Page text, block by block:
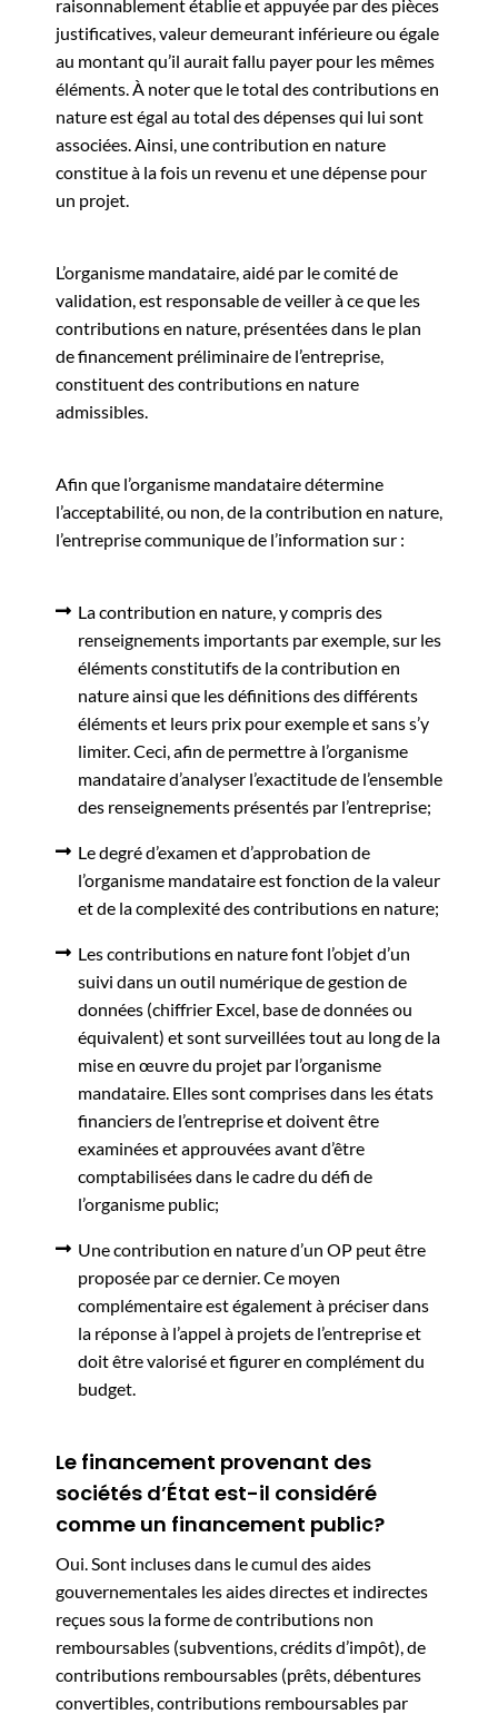
raisonnablement établie et appuyée par des pièces
justificatives, valeur demeurant inférieure ou égale
au montant qu’il aurait fallu payer pour les mêmes
éléments. À noter que le total des contributions en
nature est égal au total des dépenses qui lui sont
associées. Ainsi, une contribution en nature
constitue à la fois un revenu et une dépense pour
un projet.
L’organisme mandataire, aidé par le comité de
validation, est responsable de veiller à ce que les
contributions en nature, présentées dans le plan
de financement préliminaire de l’entreprise,
constituent des contributions en nature
admissibles.
Afin que l’organisme mandataire détermine
l’acceptabilité, ou non, de la contribution en nature,
l’entreprise communique de l’information sur :
La contribution en nature, y compris des
renseignements importants par exemple, sur les
éléments constitutifs de la contribution en
nature ainsi que les définitions des différents
éléments et leurs prix pour exemple et sans s’y
limiter. Ceci, afin de permettre à l’organisme
mandataire d’analyser l’exactitude de l’ensemble
des renseignements présentés par l’entreprise;
Le degré d’examen et d’approbation de
l’organisme mandataire est fonction de la valeur
et de la complexité des contributions en nature;
Les contributions en nature font l’objet d’un
suivi dans un outil numérique de gestion de
données (chiffrier Excel, base de données ou
équivalent) et sont surveillées tout au long de la
mise en œuvre du projet par l’organisme
mandataire. Elles sont comprises dans les états
financiers de l’entreprise et doivent être
examinées et approuvées avant d’être
comptabilisées dans le cadre du défi de
l’organisme public;
Une contribution en nature d’un OP peut être
proposée par ce dernier. Ce moyen
complémentaire est également à préciser dans
la réponse à l’appel à projets de l’entreprise et
doit être valorisé et figurer en complément du
budget.
Le financement provenant des
sociétés d’État est-il considéré
comme un financement public?
Oui. Sont incluses dans le cumul des aides
gouvernementales les aides directes et indirectes
reçues sous la forme de contributions non
remboursables (subventions, crédits d’impôt), de
contributions remboursables (prêts, débentures
convertibles, contributions remboursables par